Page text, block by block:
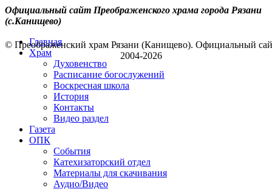
Официальный сайт Преображенского храма города Рязани
(с.Канищево)
Главная
Храм
Духовенство
Расписание богослужений
Воскресная школа
История
Контакты
Видео раздел
Газета
ОПК
События
Катехизаторский отдел
Материалы для скачивания
Аудио/Видео
© Преображенский храм Рязани (Канищево). Официальный
2004-2026